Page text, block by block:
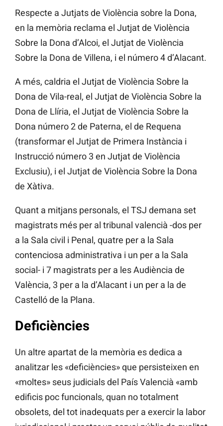
Respecte a Jutjats de Violència sobre la Dona,
en la memòria reclama el Jutjat de Violència
Sobre la Dona d’Alcoi, el Jutjat de Violència
Sobre la Dona de Villena, i el número 4 d’Alacant.
A més, caldria el Jutjat de Violència Sobre la
Dona de Vila-real, el Jutjat de Violència Sobre la
Dona de Llíria, el Jutjat de Violència Sobre la
Dona número 2 de Paterna, el de Requena
(transformar el Jutjat de Primera Instància i
Instrucció número 3 en Jutjat de Violència
Exclusiu), i el Jutjat de Violència Sobre la Dona
de Xàtiva.
Quant a mitjans personals, el TSJ demana set
magistrats més per al tribunal valencià -dos per
a la Sala civil i Penal, quatre per a la Sala
contenciosa administrativa i un per a la Sala
social- i 7 magistrats per a les Audiència de
València, 3 per a la d’Alacant i un per a la de
Castelló de la Plana.
Deficiències
Un altre apartat de la memòria es dedica a
analitzar les «deficiències» que persisteixen en
«moltes» seus judicials del País Valencià «amb
edificis poc funcionals, quan no totalment
obsolets, del tot inadequats per a exercir la labor